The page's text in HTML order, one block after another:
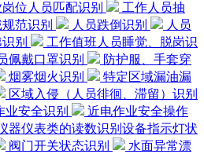
位人员匹配识别
工作人员抽
范识别
人员跌倒识别
人员
别
工作值班人员睡觉、脱岗识
佩戴口罩识别
防护服、手套穿
烟雾烟火识别
特定区域漏油漏
区域入侵（人员徘徊、滞留）识别
业安全识别
近电作业安全操作
器仪表类的读数识别设备指示灯状
阀门开关状态识别
水面异常漂